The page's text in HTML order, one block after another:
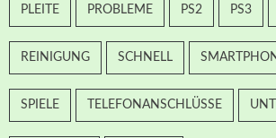
PLEITE PROBLEME PS2 PS3
REINIGUNG SCHNELL
SPIELE TELEFONANSCHLÜSSE